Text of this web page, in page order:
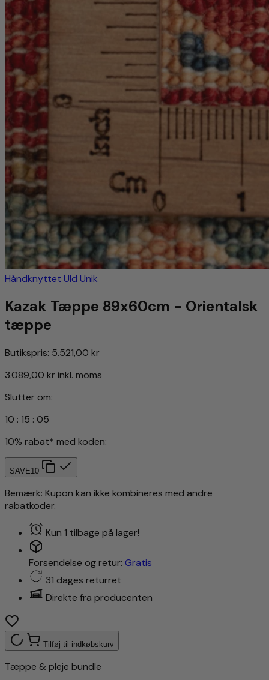
Håndknyttet Uld Unik
Kazak Tæppe 89x60cm - Orientalsk
tæppe
Butikspris: 5.521,00 kr
3.089,00 kr inkl. moms
Slutter om:
10 : 15 : 02
10% rabat* med koden:
SAVE10
Bemærk: Kupon kan ikke kombineres med andre
rabatkoder.
Kun 1 tilbage på lager!
Forsendelse og retur: Gratis
31 dages returret
Direkte fra producenten
Tilføj til indkøbskurv
Tæppe & pleje bundle